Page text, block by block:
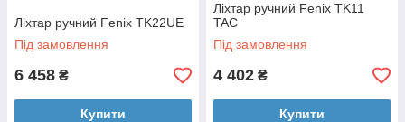
Ліхтар ручний Fenix TK22UE
Під замовлення
6 458 ₴
Купити
Ліхтар ручний Fenix TK11
TAC
Під замовлення
4 402 ₴
Купити